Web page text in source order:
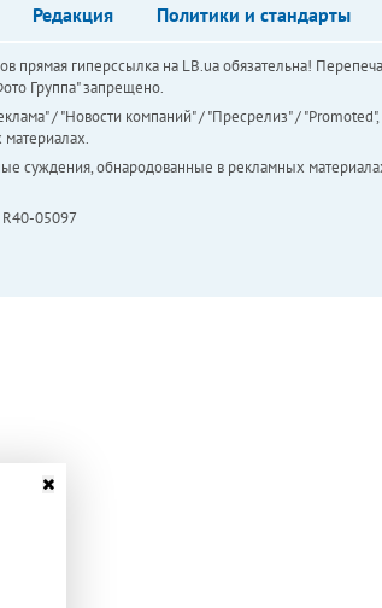
Редакция Политики и стандарты
прямая гиперссылка на LB.ua обязательна!
Группа" запрещено.
/ "Новости компаний" / "Пресрелиз" /
материалах.
суждения, обнародованные в рекламных
05097